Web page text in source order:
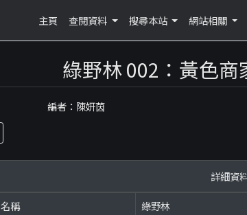
主頁 查閱資料 搜尋本站 網站相關
綠野林 002：黃色商
編者：陳妍茵
詳細資
名稱
綠野林